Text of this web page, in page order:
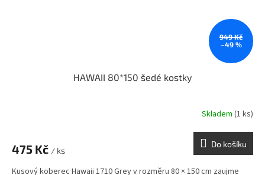
949 Kč
–49 %
HAWAII 80*150 šedé kostky
Skladem (1 ks)
475 Kč / ks
Do košíku
Kusový koberec Hawaii 1710 Grey v rozměru 80 × 150 cm zaujme